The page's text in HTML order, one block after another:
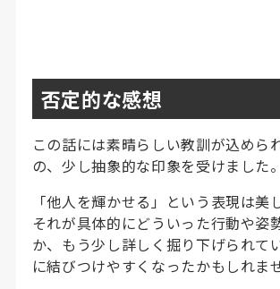
否定的な感想
この話には素晴らしい教訓が込めら
の、少し抽象的な印象を受けました。
「他人を輝かせる」という表現は美
それが具体的にどういった行動や姿
か、もう少し詳しく掘り下げられて
に結びつけやすくなったかもしれま